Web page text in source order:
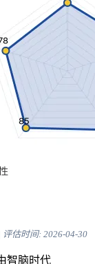
评估时间: 2026-04-30
智脑时代